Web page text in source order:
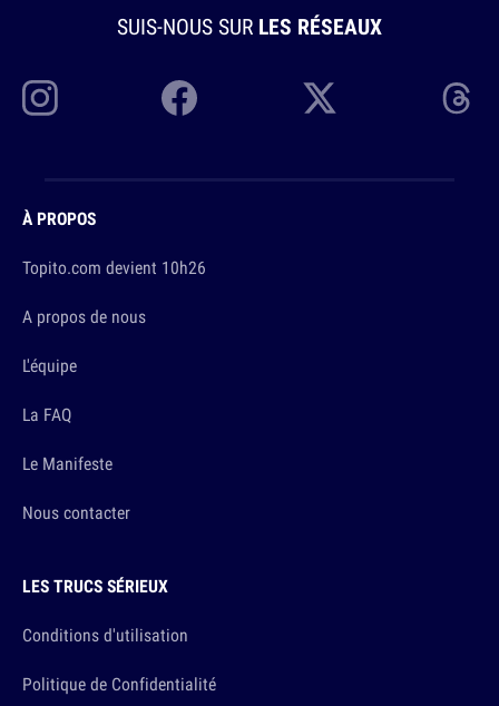
SUIS-NOUS SUR LES RÉSEAUX
À PROPOS
Topito.com devient 10h26
A propos de nous
L'équipe
La FAQ
Le Manifeste
Nous contacter
LES TRUCS SÉRIEUX
Conditions d'utilisation
Politique de Confidentialité